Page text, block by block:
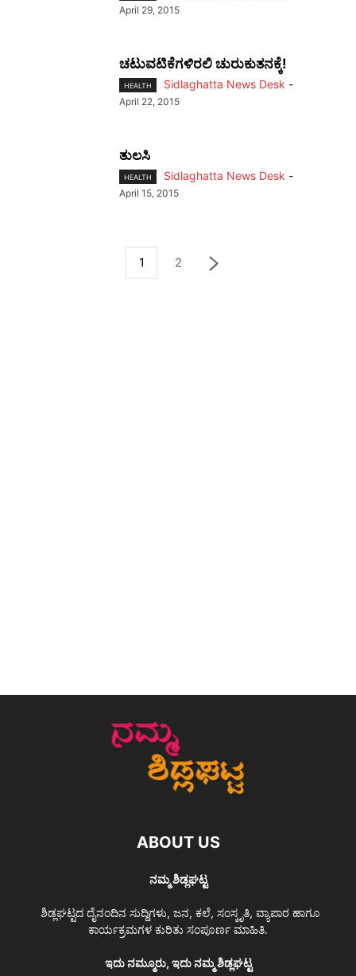
April 29, 2015
ಚಟುವಟಿಕೆಗಳಿರಲಿ ಚುರುಕುತನಕ್ಕೆ!
HEALTH Sidlaghatta News Desk -
April 22, 2015
ತುಲಸಿ
HEALTH Sidlaghatta News Desk -
April 15, 2015
1 2
ABOUT US
ನಮ್ಮ ಶಿಡ್ಲಘಟ್ಟ
ಶಿಡ್ಲಘಟ್ಟದ ದೈನಂದಿನ ಸುದ್ದಿಗಳು, ಜನ, ಕಲೆ, ಸಂಸ್ಕೃತಿ, ವ್ಯಾಪಾರ ಹಾಗೂ
ಕಾರ್ಯಕ್ರಮಗಳ ಕುರಿತು ಸಂಪೂರ್ಣ ಮಾಹಿತಿ.
ಇದು ನಮ್ಮೂರು, ಇದು ನಮ್ಮ ಶಿಡ್ಲಘಟ್ಟ